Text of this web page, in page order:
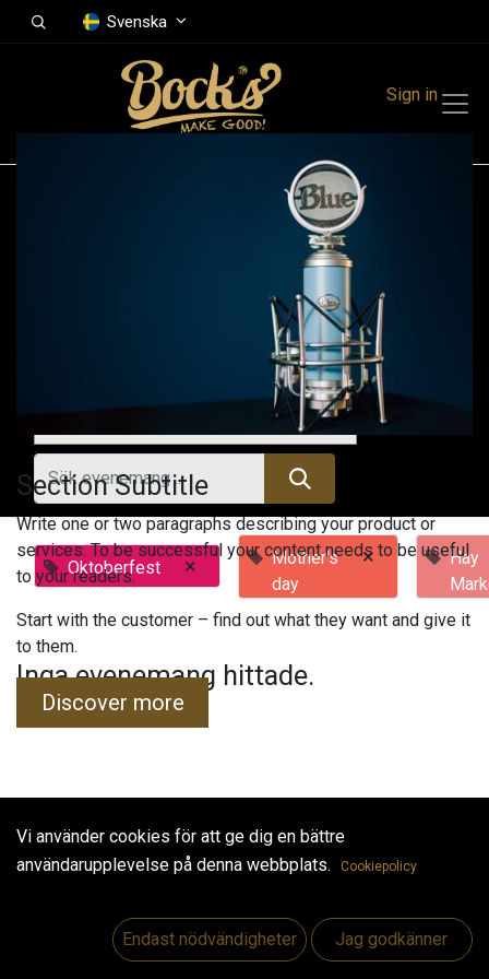
Svenska
Sign in
Tidigare evenemang
Oktoberfest ×
Mother's
day
×
Hay
Inga evenemang hittade.
Useful Links
Section Subtitle
Write one or two paragraphs describing your product or
services. To be successful your content needs to be useful
to your readers.
Start with the customer – find out what they want and give it
to them.
Discover more
Vi använder cookies för att ge dig en bättre
användarupplevelse på denna webbplats.
Cookiepolicy
Endast nödvändigheter Jag godkänner